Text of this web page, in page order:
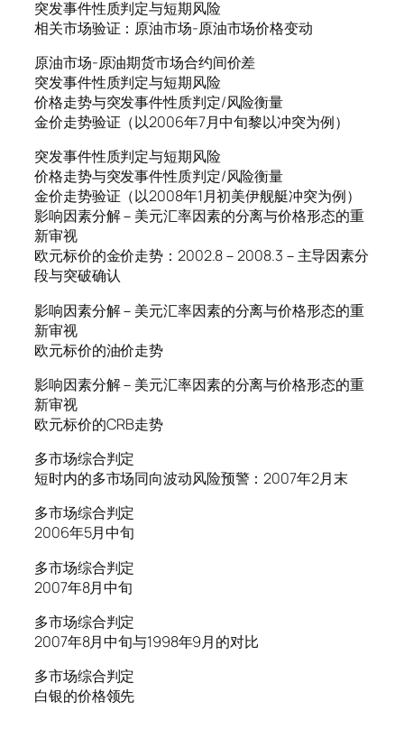
突发事件性质判定与短期风险
相关市场验证：原油市场-原油市场价格变动
原油市场-原油期货市场合约间价差
突发事件性质判定与短期风险
价格走势与突发事件性质判定/风险衡量
金价走势验证（以2006年7月中旬黎以冲突为例）
突发事件性质判定与短期风险
价格走势与突发事件性质判定/风险衡量
金价走势验证（以2008年1月初美伊舰艇冲突为例）
影响因素分解－美元汇率因素的分离与价格形态的重
新审视
欧元标价的金价走势：2002.8－2008.3－主导因素分
段与突破确认
影响因素分解－美元汇率因素的分离与价格形态的重
新审视
欧元标价的油价走势
影响因素分解－美元汇率因素的分离与价格形态的重
新审视
欧元标价的CRB走势
多市场综合判定
短时内的多市场同向波动风险预警：2007年2月末
多市场综合判定
2006年5月中旬
多市场综合判定
2007年8月中旬
多市场综合判定
2007年8月中旬与1998年9月的对比
多市场综合判定
白银的价格领先